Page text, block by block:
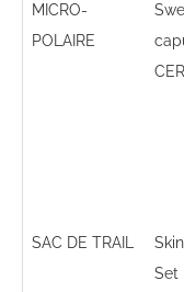
MICRO-
POLAIRE
SAC DE TRAIL
Set